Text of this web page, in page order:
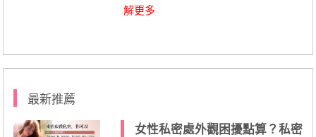
解更多
最新推薦
女性私密處外觀困擾點算？私密